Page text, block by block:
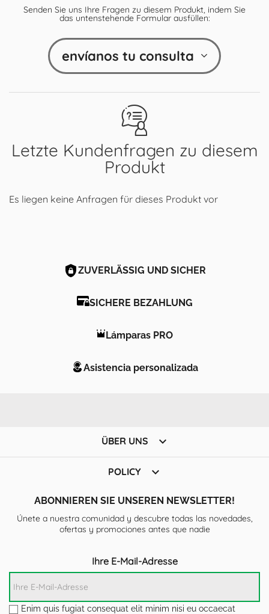
Letzte Kundenfragen zu diesem
Produkt
Es liegen keine Anfragen für dieses Produkt vor
Senden Sie uns Ihre Fragen zu diesem Produkt, indem Sie
das untenstehende Formular ausfüllen:
envíanos tu consulta
ZUVERLÄSSIG UND SICHER
SICHERE BEZAHLUNG
Lámparas PRO
Asistencia personalizada
ÜBER UNS 
POLICY 
ABONNIEREN SIE UNSEREN NEWSLETTER!
Únete a nuestra comunidad y descubre todas las novedades,
ofertas y promociones antes que nadie
Ihre E-Mail-Adresse
Enim quis fugiat consequat elit minim nisi eu occaecat